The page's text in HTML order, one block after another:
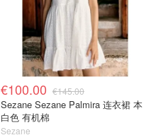
€100.00 €145.00
Sezane Sezane Palmira 连衣裙 本
白色 有机棉
Sezane